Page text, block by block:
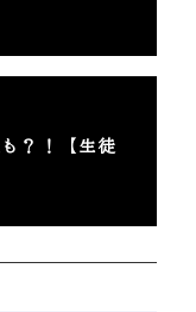
？！【生徒